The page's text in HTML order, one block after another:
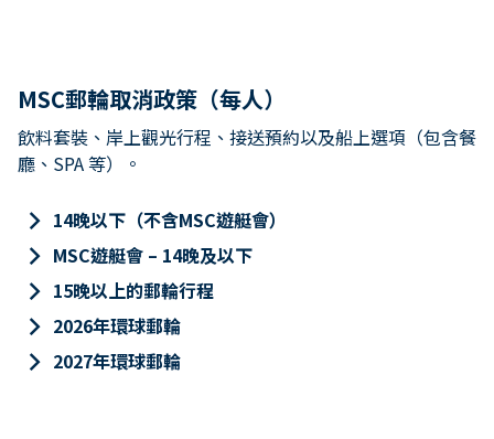
MSC郵輪取消政策（每人）
飲料套裝、岸上觀光行程、接送預約以及船上選項（包含餐
廳、SPA 等）。
keyboard_arrow_right 14晚以下（不含MSC遊艇會）
keyboard_arrow_right MSC遊艇會 – 14晚及以下
keyboard_arrow_right 15晚以上的郵輪行程
keyboard_arrow_right 2026年環球郵輪
keyboard_arrow_right 2027年環球郵輪